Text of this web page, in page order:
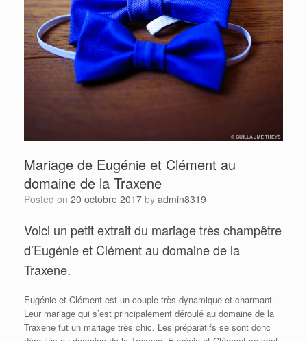
Mariage de Eugénie et Clément au
domaine de la Traxene
Posted on 20 octobre 2017 by admin8319
Voici un petit extrait du mariage très champêtre
d’Eugénie et Clément au domaine de la
Traxene.
Eugénie et Clément est un couple très dynamique et charmant.
Leur mariage qui s’est principalement déroulé au domaine de la
Traxene fut un mariage très chic. Les préparatifs se sont donc